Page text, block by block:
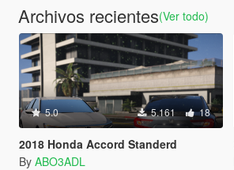
Archivos recientes(Ver todo)
5.0 5.161 18
2018 Honda Accord Standerd
By ABO3ADL